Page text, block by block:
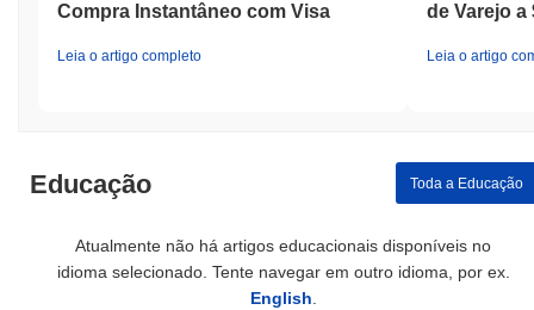
Compra Instantâneo com Visa
Leia o artigo completo
de Varejo a
Leia o artigo
Educação Toda a Educação
Atualmente não há artigos educacionais disponíveis no
idioma selecionado. Tente navegar em outro idioma, por ex.
English.